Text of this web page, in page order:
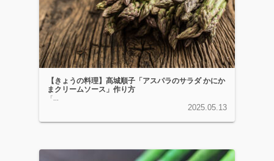
【きょうの料理】髙城順子「アスパラのサラダ かにか
まクリームソース」作り方
「...
2025.05.13